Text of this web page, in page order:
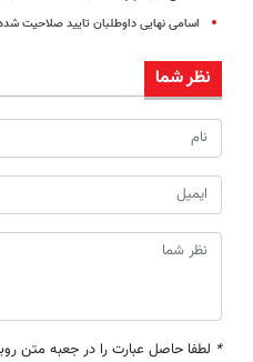
اسامی نهایی داوطلبان تایید صلاحیت
نظر شما
* لطفا حاصل عبارت را در جعبه متن